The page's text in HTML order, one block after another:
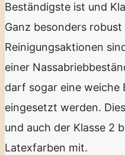
Beständigste ist und
Ganz besonders
Reinigungsaktionen
einer
darf sogar eine weiche
eingesetzt werden.
und auch der Klasse 2
Latexfarben mit.